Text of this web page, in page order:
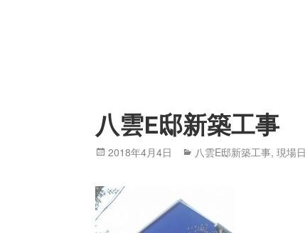
八雲E邸新築工事
Posted
2018年4月4日 Categories
八雲E邸新築工事,現場